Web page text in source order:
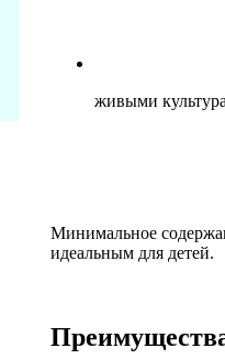
живыми
Минимальное
идеальным для детей.